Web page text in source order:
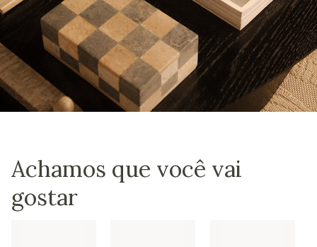
Achamos que você vai
gostar